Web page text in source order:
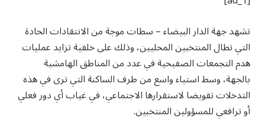
تشهد جهة الدار البيضاء – سطات موجة من الانتقادات الحادة
التي تطال المنتخبين المحليين، وذلك على خلفية تزايد عمليات
هدم التجمعات الصفيحية في عدد من المناطق الهامشية
بالجهة، وسط استياء واسع من طرف الساكنة التي ترى في هذه
التدخلات تقويضا لاستقرارها الاجتماعي، في غياب أي دور فعلي
أو ترافعي للمسؤولين المنتخبين.